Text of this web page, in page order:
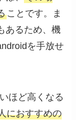
ことです。ま
あるため、機
を手放せ
ほど高くなる
におすすめの